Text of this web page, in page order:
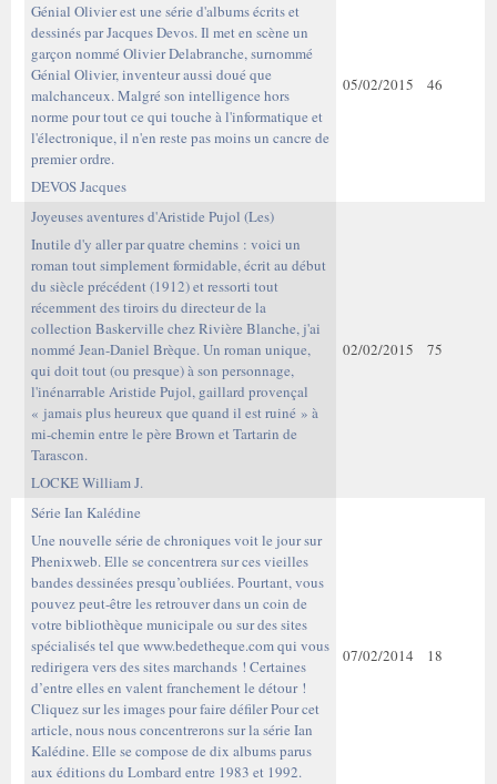
Génial Olivier est une série d'albums écrits et
dessinés par Jacques Devos. Il met en scène un
garçon nommé Olivier Delabranche, surnommé
Génial Olivier, inventeur aussi doué que
malchanceux. Malgré son intelligence hors
norme pour tout ce qui touche à l'informatique et
l'électronique, il n'en reste pas moins un cancre de
premier ordre.
DEVOS Jacques
05/02/2015 46
Joyeuses aventures d'Aristide Pujol (Les)
Inutile d'y aller par quatre chemins : voici un
roman tout simplement formidable, écrit au début
du siècle précédent (1912) et ressorti tout
récemment des tiroirs du directeur de la
collection Baskerville chez Rivière Blanche, j'ai
nommé Jean-Daniel Brèque. Un roman unique,
qui doit tout (ou presque) à son personnage,
l'inénarrable Aristide Pujol, gaillard provençal
« jamais plus heureux que quand il est ruiné » à
mi-chemin entre le père Brown et Tartarin de
Tarascon.
LOCKE William J.
02/02/2015 75
Série Ian Kalédine
Une nouvelle série de chroniques voit le jour sur
Phenixweb. Elle se concentrera sur ces vieilles
bandes dessinées presqu’oubliées. Pourtant, vous
pouvez peut-être les retrouver dans un coin de
votre bibliothèque municipale ou sur des sites
spécialisés tel que www.bedetheque.com qui vous
redirigera vers des sites marchands ! Certaines
d’entre elles en valent franchement le détour !
Cliquez sur les images pour faire défiler Pour cet
article, nous nous concentrerons sur la série Ian
Kalédine. Elle se compose de dix albums parus
aux éditions du Lombard entre 1983 et 1992.
07/02/2014 18